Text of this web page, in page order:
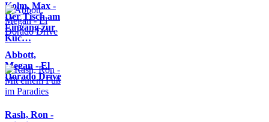
Kolm, Max -
Der Tisch am
Eingang zur
Küc…
Abbott,
Megan - El
Dorado Drive
Rash, Ron -